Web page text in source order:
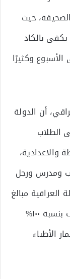
حيث
بالكاد
أعمل ٧ أيام فى الأسبوع وكثيرًا
أن الدولة
الطلاب
والاعدادية،
ومدرس ورجل
مبالغ
طائلة، بحيث الدولة العراقية تدعم التكاليف بنسبة ١٠٠%
الأطباء